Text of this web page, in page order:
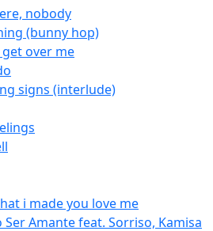
nobody
(bunny hop)
over me
signs (interlude)
i made you love me
Amante feat. Sorriso, Kamisa